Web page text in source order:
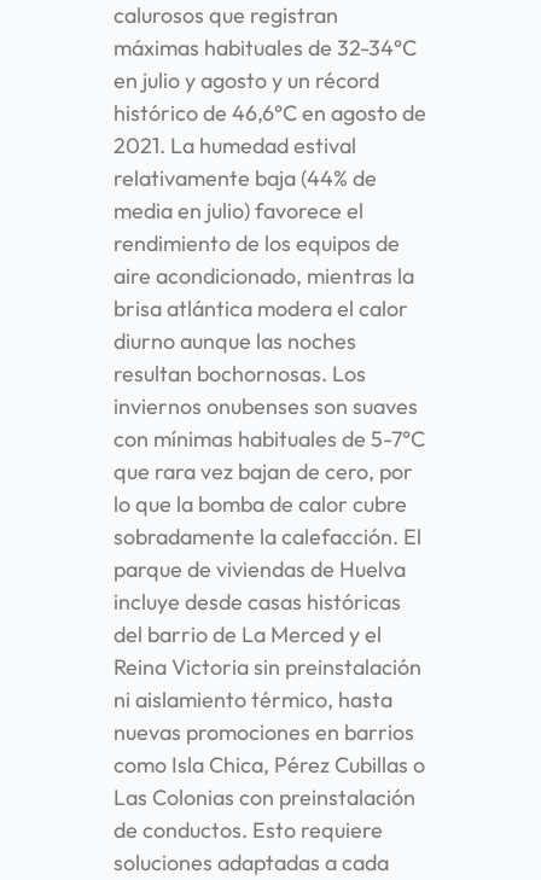
calurosos que registran
máximas habituales de 32-34°C
en julio y agosto y un récord
histórico de 46,6°C en agosto de
2021. La humedad estival
relativamente baja (44% de
media en julio) favorece el
rendimiento de los equipos de
aire acondicionado, mientras la
brisa atlántica modera el calor
diurno aunque las noches
resultan bochornosas. Los
inviernos onubenses son suaves
con mínimas habituales de 5-7°C
que rara vez bajan de cero, por
lo que la bomba de calor cubre
sobradamente la calefacción. El
parque de viviendas de Huelva
incluye desde casas históricas
del barrio de La Merced y el
Reina Victoria sin preinstalación
ni aislamiento térmico, hasta
nuevas promociones en barrios
como Isla Chica, Pérez Cubillas o
Las Colonias con preinstalación
de conductos. Esto requiere
soluciones adaptadas a cada